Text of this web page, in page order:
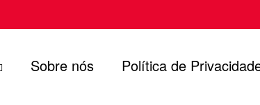
Sobre nós Política de